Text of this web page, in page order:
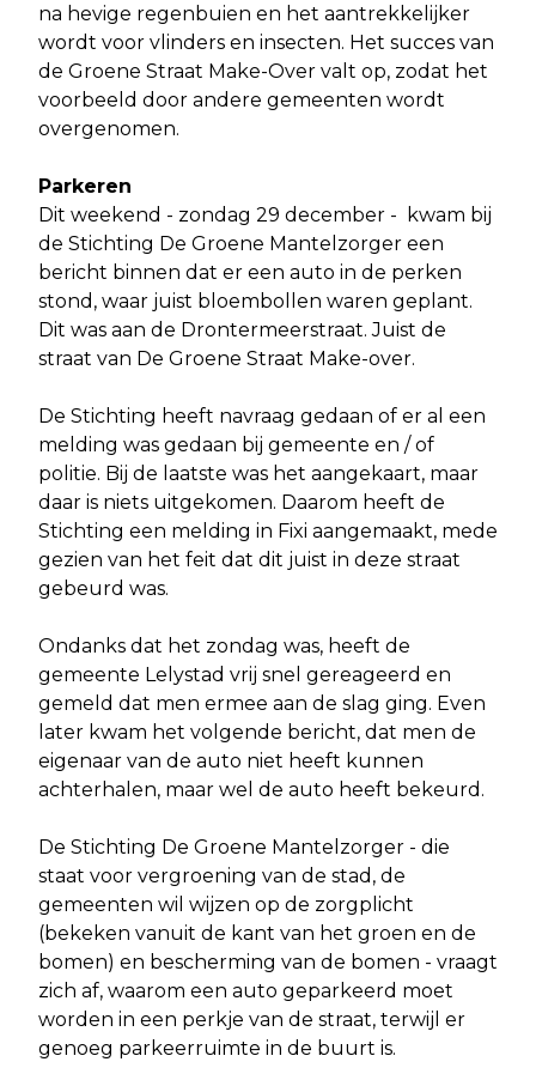
na hevige regenbuien en het aantrekkelijker
wordt voor vlinders en insecten. Het succes van
de Groene Straat Make-Over valt op, zodat het
voorbeeld door andere gemeenten wordt
overgenomen.
Parkeren
Dit weekend - zondag 29 december - kwam bij
de Stichting De Groene Mantelzorger een
bericht binnen dat er een auto in de perken
stond, waar juist bloembollen waren geplant.
Dit was aan de Drontermeerstraat. Juist de
straat van De Groene Straat Make-over.
De Stichting heeft navraag gedaan of er al een
melding was gedaan bij gemeente en / of
politie. Bij de laatste was het aangekaart, maar
daar is niets uitgekomen. Daarom heeft de
Stichting een melding in Fixi aangemaakt, mede
gezien van het feit dat dit juist in deze straat
gebeurd was.
Ondanks dat het zondag was, heeft de
gemeente Lelystad vrij snel gereageerd en
gemeld dat men ermee aan de slag ging. Even
later kwam het volgende bericht, dat men de
eigenaar van de auto niet heeft kunnen
achterhalen, maar wel de auto heeft bekeurd.
De Stichting De Groene Mantelzorger - die
staat voor vergroening van de stad, de
gemeenten wil wijzen op de zorgplicht
(bekeken vanuit de kant van het groen en de
bomen) en bescherming van de bomen - vraagt
zich af, waarom een auto geparkeerd moet
worden in een perkje van de straat, terwijl er
genoeg parkeerruimte in de buurt is.